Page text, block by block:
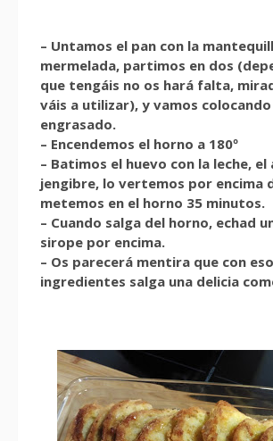
– Untamos el pan con la
mermelada, partimos en dos
que tengáis no os hará falta,
váis a utilizar), y vamos
engrasado.
– Encendemos el horno a 180º
– Batimos el huevo con la leche, el
jengibre, lo vertemos por encima
metemos en el horno 35 minutos.
– Cuando salga del horno, echad
sirope por encima.
– Os parecerá mentira que con
ingredientes salga una delicia